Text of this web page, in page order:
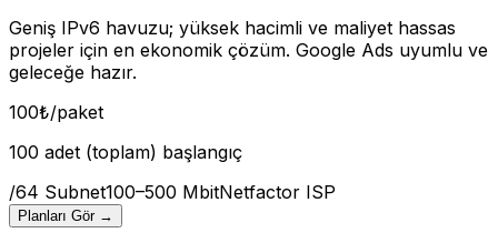
Geniş IPv6 havuzu; yüksek hacimli ve maliyet hassas
projeler için en ekonomik çözüm. Google Ads uyumlu ve
geleceğe hazır.
100₺/paket
100 adet (toplam) başlangıç
/64 Subnet100–500 MbitNetfactor ISP
Planları Gör →